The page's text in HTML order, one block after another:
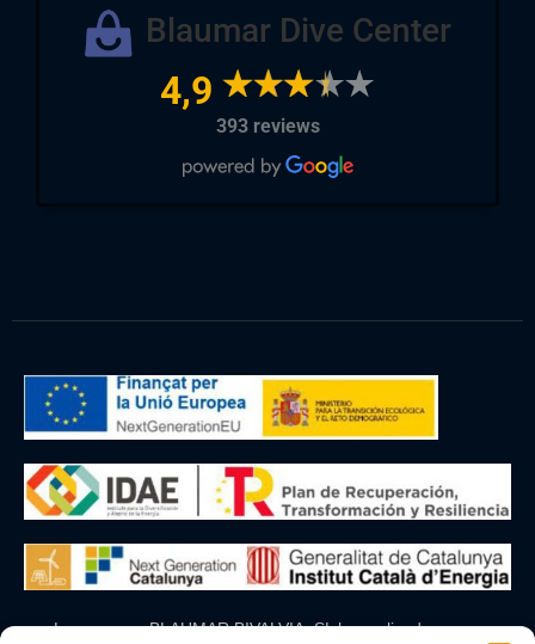
Blaumar Dive Center
4,9
393 reviews
La empresa BLAUMAR BIVALVIA, SL ha realizado una